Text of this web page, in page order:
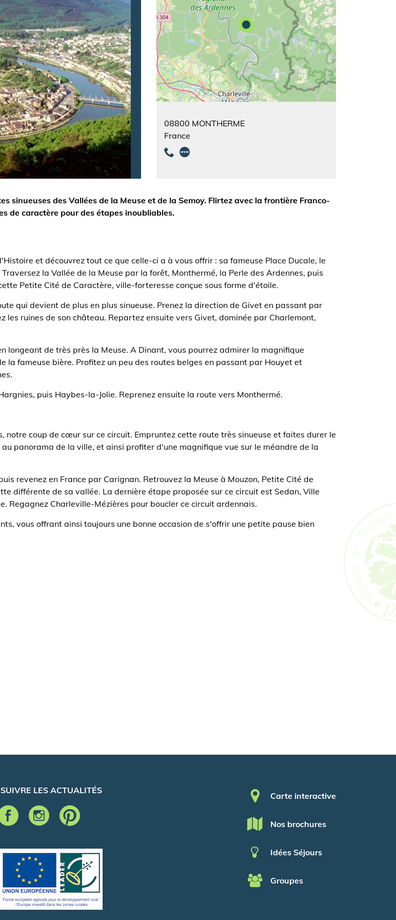
08800 MONTHERME
France
sinueuses des Vallées de la Meuse et de la Semoy. Flirtez avec la frontière Franco-
de caractère pour des étapes inoubliables.
et découvrez tout ce que celle-ci a à vous offrir : sa fameuse Place Ducale, le
la Vallée de la Meuse par la forêt, Monthermé, la Perle des Ardennes, puis
Petite Cité de Caractère, ville-forteresse conçue sous forme d'étoile.
qui devient de plus en plus sinueuse. Prenez la direction de Givet en passant par
ruines de son château. Repartez ensuite vers Givet, dominée par Charlemont,
longeant de très près la Meuse. A Dinant, vous pourrez admirer la magnifique
la fameuse bière. Profitez un peu des routes belges en passant par Houyet et
puis Haybes-la-Jolie. Reprenez ensuite la route vers Monthermé.
notre coup de cœur sur ce circuit. Empruntez cette route très sinueuse et faites durer le
panorama de la ville, et ainsi profiter d'une magnifique vue sur le méandre de la
revenez en France par Carignan. Retrouvez la Meuse à Mouzon, Petite Cité de
différente de sa vallée. La dernière étape proposée sur ce circuit est Sedan, Ville
Regagnez Charleville-Mézières pour boucler ce circuit ardennais.
vous offrant ainsi toujours une bonne occasion de s'offrir une petite pause bien
SUIVRE LES ACTUALITÉS Pied de page
Carte interactive
Nos brochures
Idées Séjours
Groupes